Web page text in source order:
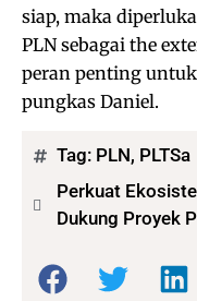
siap, maka
PLN sebagai the
peran penting
pungkas Daniel.
Tag: PLN, PLTSa
Perkuat
Dukung Proyek
Bagikan: